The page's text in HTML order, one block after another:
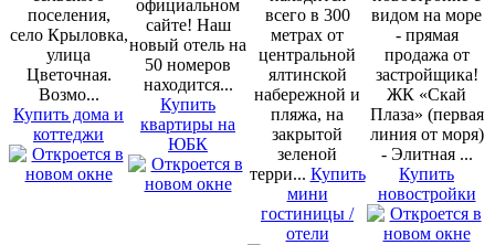
поселения,
село Крыловка,
улица
Цветочная.
Возмо...
Купить дома и
коттеджи
официальном
сайте! Наш
новый отель на
50 номеров
находится...
Купить
квартиры на
ЮБК
всего в 300
метрах от
центральной
ялтинской
набережной и
пляжа, на
закрытой
зеленой
терри... Купить
мини
гостиницы /
отели
видом на море
- прямая
продажа от
застройщика!
ЖК «Скай
Плаза» (первая
линия от моря)
- Элитная ...
Купить
новостройки